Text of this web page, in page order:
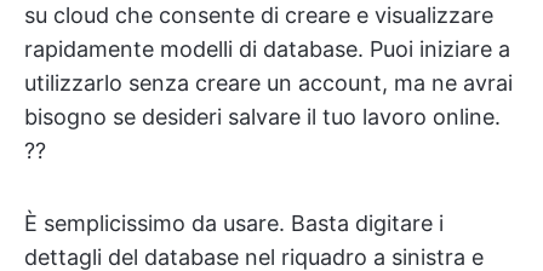
su cloud che consente di creare e visualizzare
rapidamente modelli di database. Puoi iniziare a
utilizzarlo senza creare un account, ma ne avrai
bisogno se desideri salvare il tuo lavoro online.
?‍?
È semplicissimo da usare. Basta digitare i
dettagli del database nel riquadro a sinistra e